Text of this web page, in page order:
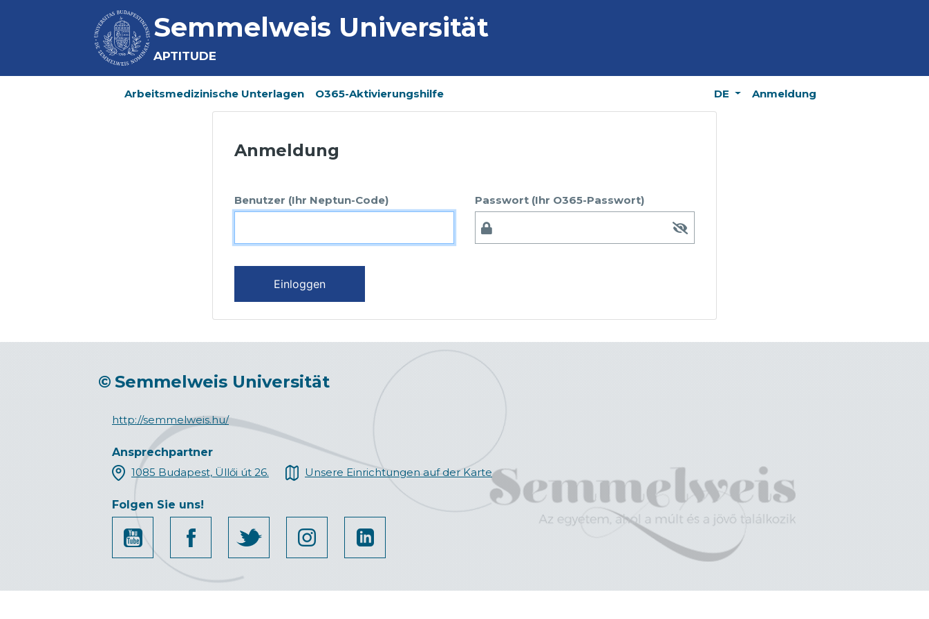
Semmelweis Universität
APTITUDE
Arbeitsmedizinische Unterlagen O365-Aktivierungshilfe DE Anmeldung
Anmeldung
Benutzer (Ihr Neptun-Code) Passwort (Ihr O365-Passwort)
Einloggen
© Semmelweis Universität
http://semmelweis.hu/
Ansprechpartner
1085 Budapest, Üllői út 26.
Unsere Einrichtungen auf der Karte
Folgen Sie uns!